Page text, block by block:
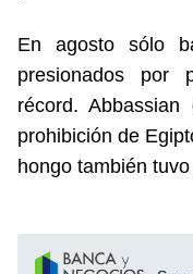
En agosto sólo
presionados por
récord.
prohibición de
hongo también